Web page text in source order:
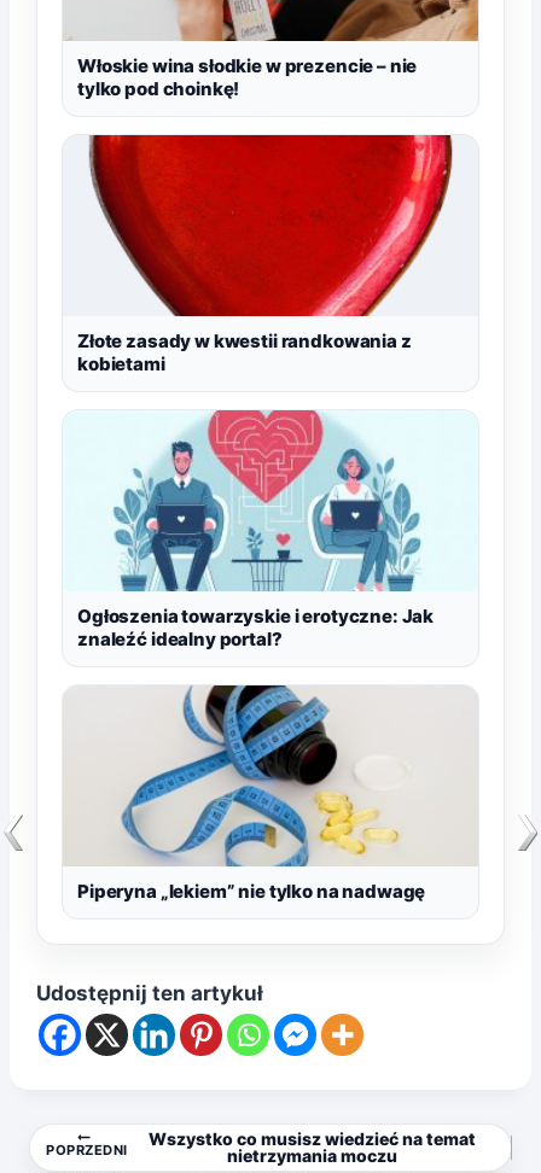
Włoskie wina słodkie w prezencie – nie
tylko pod choinkę!
Złote zasady w kwestii randkowania z
kobietami
Ogłoszenia towarzyskie i erotyczne: Jak
znaleźć idealny portal?
Piperyna „lekiem” nie tylko na nadwagę
Udostępnij ten artykuł
Nawigacja
POPRZEDNI
Wszystko co musisz wiedzieć na temat
nietrzymania moczu